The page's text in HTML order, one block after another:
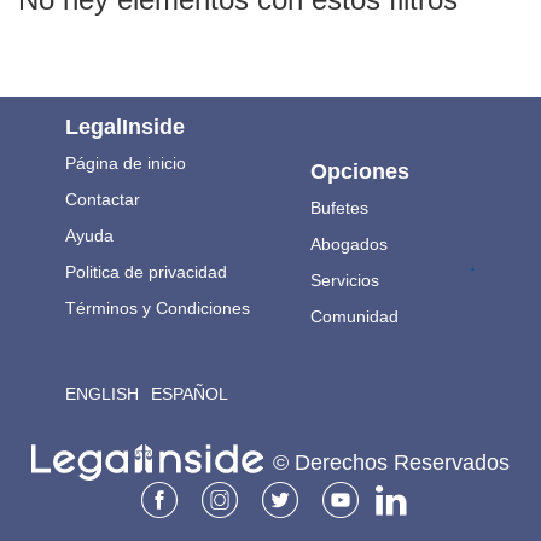
LegalInside
Página de inicio
Contactar
Ayuda
Politica de privacidad
Términos y Condiciones
ENGLISH ESPAÑOL
Opciones
Bufetes
Abogados
Servicios
Comunidad
.
© Derechos Reservados